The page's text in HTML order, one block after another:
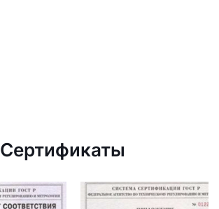
Сертификаты